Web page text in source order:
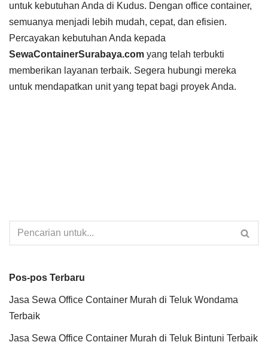
untuk kebutuhan Anda di Kudus. Dengan office container,
semuanya menjadi lebih mudah, cepat, dan efisien.
Percayakan kebutuhan Anda kepada
SewaContainerSurabaya.com yang telah terbukti
memberikan layanan terbaik. Segera hubungi mereka
untuk mendapatkan unit yang tepat bagi proyek Anda.
Pos-pos Terbaru
Jasa Sewa Office Container Murah di Teluk Wondama
Terbaik
Jasa Sewa Office Container Murah di Teluk Bintuni Terbaik